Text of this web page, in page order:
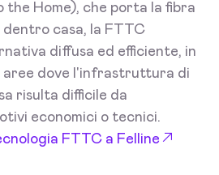
Home), che porta la fibra
casa, la FTTC
diffusa ed efficiente, in
aree dove l'infrastruttura di
risulta difficile da
economici o tecnici.
FTTC a Felline